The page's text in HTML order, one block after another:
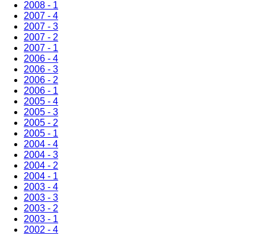
2008 - 1
2007 - 4
2007 - 3
2007 - 2
2007 - 1
2006 - 4
2006 - 3
2006 - 2
2006 - 1
2005 - 4
2005 - 3
2005 - 2
2005 - 1
2004 - 4
2004 - 3
2004 - 2
2004 - 1
2003 - 4
2003 - 3
2003 - 2
2003 - 1
2002 - 4